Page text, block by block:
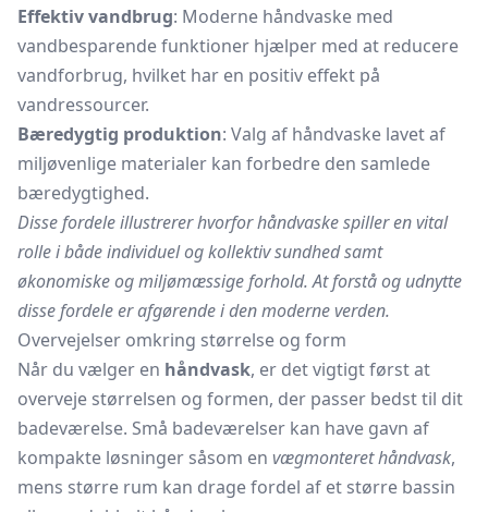
Effektiv vandbrug: Moderne håndvaske med
vandbesparende funktioner hjælper med at reducere
vandforbrug, hvilket har en positiv effekt på
vandressourcer.
Bæredygtig produktion: Valg af håndvaske lavet af
miljøvenlige materialer kan forbedre den samlede
bæredygtighed.
Disse fordele illustrerer hvorfor håndvaske spiller en vital
rolle i både individuel og kollektiv sundhed samt
økonomiske og miljømæssige forhold. At forstå og udnytte
disse fordele er afgørende i den moderne verden.
Overvejelser omkring størrelse og form
Når du vælger en håndvask, er det vigtigt først at
overveje størrelsen og formen, der passer bedst til dit
badeværelse. Små badeværelser kan have gavn af
kompakte løsninger såsom en vægmonteret håndvask,
mens større rum kan drage fordel af et større bassin